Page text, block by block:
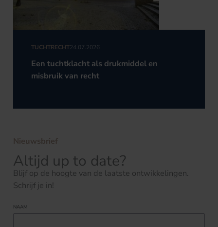
TUCHTRECHT24.07.2026
Een tuchtklacht als drukmiddel en
misbruik van recht
Nieuwsbrief
Altijd up to date?
Blijf op de hoogte van de laatste ontwikkelingen.
Schrijf je in!
NAAM